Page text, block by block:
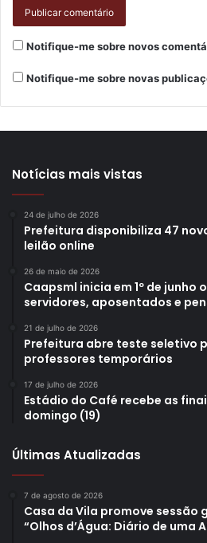
Notifique-me sobre novos
Notifique-me sobre novas
Notícias mais vistas
24 de julho de 2026
Prefeitura disponibiliza 47
leilão online
26 de maio de 2026
Caapsml inicia em 1º de
servidores, aposentados e
21 de julho de 2026
Prefeitura abre teste seletivo
professores temporários
17 de julho de 2026
Estádio do Café recebe as
domingo (19)
Últimas Atualizadas
7 de agosto de 2026
Casa da Vila promove
“Olhos d’Água: Diário de uma